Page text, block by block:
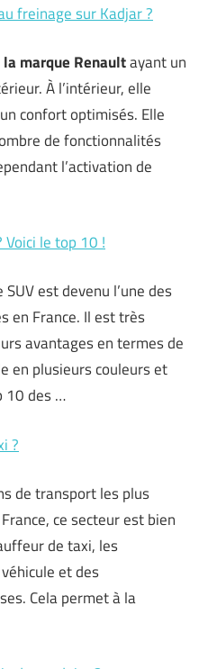
freinage sur Kadjar ?
la marque Renaultayant un
À l’intérieur, elle
confort optimisés. Elle
de fonctionnalités
l’activation de
Voici le top 10 !
est devenu l’une des
en France. Il est très
avantages en termes de
en plusieurs couleurs et
10 des …
?
de transport les plus
ce secteur est bien
de taxi, les
et des
Cela permet à la